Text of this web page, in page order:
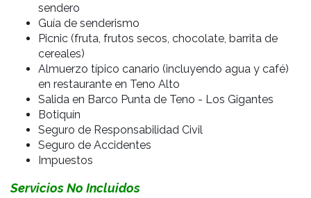
sendero
Guía de senderismo
Picnic (fruta, frutos secos, chocolate, barrita de
cereales)
Almuerzo típico canario (incluyendo agua y café)
en restaurante en Teno Alto
Salida en Barco Punta de Teno - Los Gigantes
Botiquín
Seguro de Responsabilidad Civil
Seguro de Accidentes
Impuestos
Servicios No Incluidos